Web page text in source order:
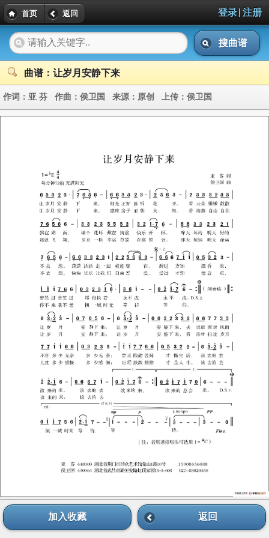
首页 返回 登录| 注册
搜曲谱
曲谱：让岁月安静下来
作词： 亚 芬 作曲： 侯卫国 来源： 原创 上传： 侯卫国
加入收藏 返回